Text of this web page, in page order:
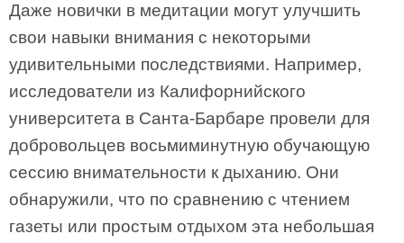
Даже новички в медитации могут улучшить
свои навыки внимания с некоторыми
удивительными последствиями. Например,
исследователи из Калифорнийского
университета в Санта-Барбаре провели для
добровольцев восьмиминутную обучающую
сессию внимательности к дыханию. Они
обнаружили, что по сравнению с чтением
газеты или простым отдыхом эта небольшая